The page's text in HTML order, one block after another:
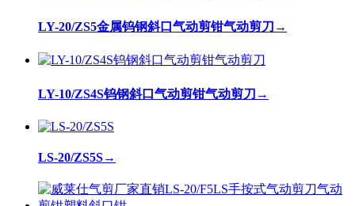
LY-20/ZS5金属钨钢斜口气动剪钳气动剪刀 →
LY-10/ZS4S钨钢斜口气动剪钳气动剪刀 →
LS-20/ZS5S→